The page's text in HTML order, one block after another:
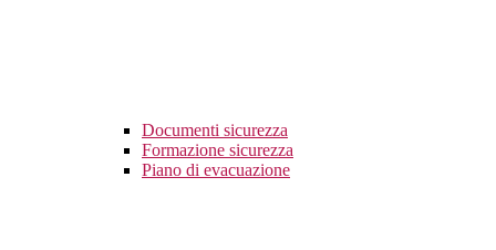
Documenti sicurezza
Formazione sicurezza
Piano di evacuazione